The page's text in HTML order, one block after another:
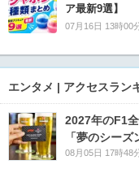
ア最新9選】
07月16日 13時00
エンタメ | アクセスラン
2027年のF1
「夢のシー
08月05日 17時48